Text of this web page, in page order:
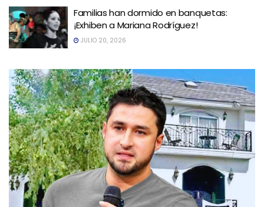
Familias han dormido en banquetas:
¡Exhiben a Mariana Rodríguez!
JULIO 20, 2026